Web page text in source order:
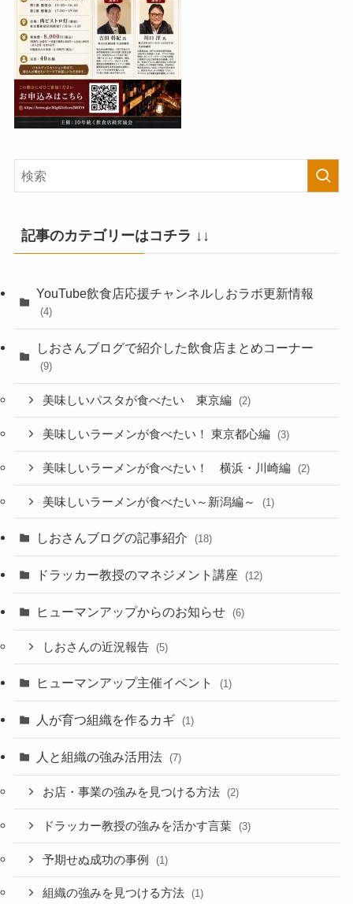
記事のカテゴリーはコチラ ↓↓
YouTube飲食店応援チャンネルしおラボ更新情報
(4)
しおさんブログで紹介した飲食店まとめコーナー
(9)
美味しいパスタが食べたい 東京編 (2)
美味しいラーメンが食べたい！ 東京都心編 (3)
美味しいラーメンが食べたい！ 横浜・川崎編 (2)
美味しいラーメンが食べたい～新潟編～ (1)
しおさんブログの記事紹介 (18)
ドラッカー教授のマネジメント講座 (12)
ヒューマンアップからのお知らせ (6)
しおさんの近況報告 (5)
ヒューマンアップ主催イベント (1)
人が育つ組織を作るカギ (1)
人と組織の強み活用法 (7)
お店・事業の強みを見つける方法 (2)
ドラッカー教授の強みを活かす言葉 (3)
予期せぬ成功の事例 (1)
組織の強みを見つける方法 (1)